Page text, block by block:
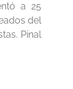
a 25
del
Pinal